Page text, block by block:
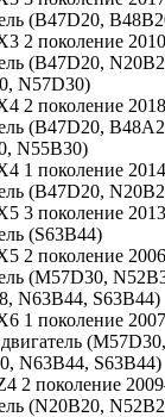
(B47D20,
2 поколение
(B47D20,
N57D30)
2 поколение
(B47D20,
N55B30)
1 поколение
(B47D20,
3 поколение
(S63B44)
2 поколение
(M57D30,
N63B44, S63B44)
1 поколение
N63B44, S63B44)
2 поколение
(N20B20,